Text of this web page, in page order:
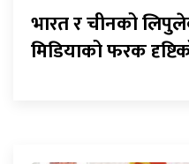
भारत र चीनको
मिडियाको फरक